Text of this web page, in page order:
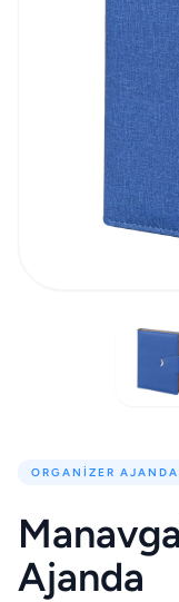
ORGANIZER
Ajanda